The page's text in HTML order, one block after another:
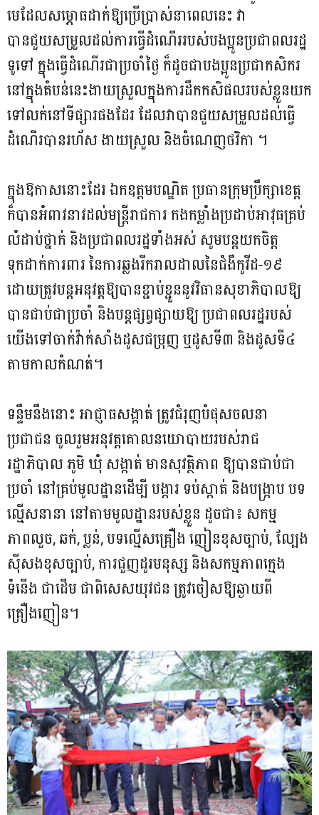
មេដែលសម្ភោធដាក់ឱ្យប្រើប្រាស់នាពេលនេះ វា
បានជួយសម្រួលដល់ការធ្វើដំណើររបស់បងប្អូនប្រជាពលរដ្ឋ
ទូទៅ ក្នុងធ្វើដំណើរជាប្រចាំថ្ងៃ ក៏ដូចជាបងប្អូនប្រជាកសិករ
នៅក្នុងតំបន់នេះងាយស្រួលក្នុងការដឹកកសិផលរបស់ខ្លួនយក
ទៅលក់នៅទីផ្សារផងដែរ ដែលវាបានជួយសម្រួលដល់ធ្វើ
ដំណើរបានរហ័ស ងាយស្រួល និងចំណេញថវិកា ។
ក្នុងឱកាសនោះដែរ ឯកឧត្តមបណ្ឌិត ប្រធានក្រុមប្រឹក្សាខេត្ត
ក៏បានអំពាវនាវដល់មន្ត្រីរាជការ កងកម្លាំងប្រដាប់អាវុធគ្រប់
លំដាប់ថ្នាក់ និងប្រជាពលរដ្ឋទាំងអស់ សូមបន្តយកចិត្ត
ទុកដាក់ការពារ នៃការឆ្លងរីករាលដាលនៃជំងឺកូវីដ-១៩
ដោយត្រូវបន្តអនុវត្តឱ្យបានខ្ជាប់ខ្ជួននូវវិធានសុខាភិបាលឱ្យ
បានជាប់ជាប្រចាំ និងបន្តផ្សព្វផ្សាយឱ្យ ប្រជាពលរដ្ឋរបស់
យើងទៅចាក់វ៉ាក់សាំងដូសជម្រុញ ឬដូសទី៣ និងដូសទី៤
តាមកាលកំណត់។
ទន្ទឹមនឹងនោះ អាជ្ញាធសង្កាត់ ត្រូវជំរុញបំផុសចលនា
ប្រជាជន ចូលរួមអនុវត្តគោលនយោបាយរបស់រាជ
រដ្ឋាភិបាល ភូមិ ឃុំ សង្កាត់ មានសុវត្ថិភាព ឱ្យបានជាប់ជា
ប្រចាំ នៅគ្រប់មូលដ្ឋានដើម្បី បង្ការ ទប់ស្កាត់ និងបង្ក្រាប បទ
ល្មើសនានា នៅតាមមូលដ្ឋានរបស់ខ្លួន ដូចជា៖ សកម្ម
ភាពលួច, ឆក់, ប្លន់, បទល្មើសគ្រឿង ញៀនខុសច្បាប់, ល្បែង
ស៊ីសងខុសច្បាប់, ការជួញដូរមនុស្ស និងសកម្មភាពក្មេង
ទំនើង ជាដើម ជាពិសេសយុវជន តូ្រវចៀសឱ្យឆ្ងាយពី
គ្រឿងញៀន។